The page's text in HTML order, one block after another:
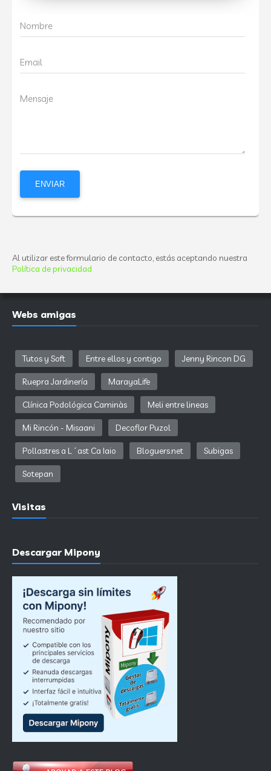
Nombre
Email
Mensaje
Al utilizar este formulario de contacto, estás aceptando nuestra
Política de privacidad
Webs amigas
Tutos y Soft Entre ellos y contigo Jenny Rincon DG
Ruepra Jardinería MarayaLife
Clínica Podológica Caminàs Meli entre lineas
Mi Rincón - Misaani Decoflor Puzol
Pollastres a L´ast Ca Iaio Bloguers.net Subigas
Sotepan
Visitas
Descargar Mipony